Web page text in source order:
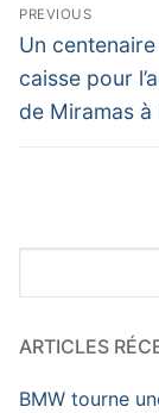
de
l’article
PREVIOUS
Previous
post:
Un
caisse pour
de Miramas à
ARTICLES
BMW tourne